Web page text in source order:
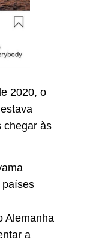
2020, o
chegar às
países
Alemanha
a